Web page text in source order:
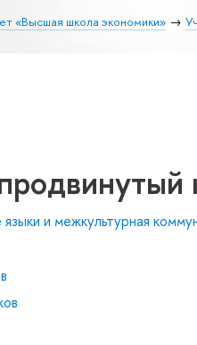
«Высшая школа экономики»
и межкультурная